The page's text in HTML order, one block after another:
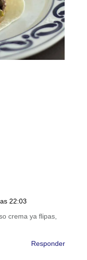
22:03
crema ya flipas,
Responder